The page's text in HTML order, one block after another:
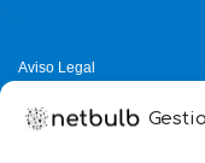
Aviso Legal
Política de Cookies